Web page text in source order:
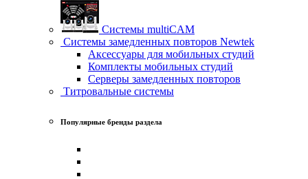
Системы multiCAM
Системы замедленных повторов Newtek
Аксессуары для мобильных студий
Комплекты мобильных студий
Серверы замедленных повторов
Титровальные системы
Популярные бренды раздела